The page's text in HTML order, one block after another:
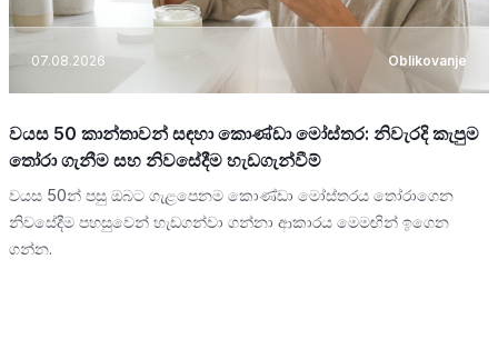
07.08.2026 Oblikovanje
වයස 50 කාන්තාවන් සඳහා කොණ්ඩා මෝස්තර: නිවැරදි කැපුම
තෝරා ගැනීම සහ නිවසේදීම හැඩගැන්වීම්
වයස 50න් පසු ඔබට ගැළපෙනම කොණ්ඩා මෝස්තරය තෝරාගෙන
නිවසේදීම පහසුවෙන් හැඩගන්වා ගන්නා ආකාරය මෙමඟින් ඉගෙන
ගන්න.